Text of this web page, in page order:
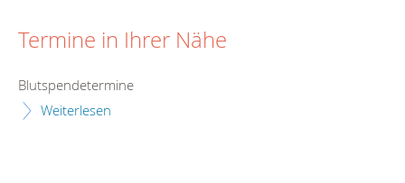
Termine in Ihrer Nähe
Blutspendetermine
Weiterlesen